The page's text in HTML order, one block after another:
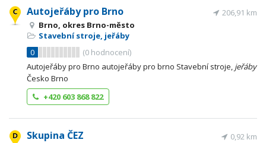
Autojeřáby pro Brno
Brno, okres Brno-město
Stavební stroje, jeřáby
0
(0 hodnocení)
206,91 km
Autojeřáby pro Brno autojeřáby pro brno Stavební stroje, jeřáby
Česko Brno
+420 603 868 822
Skupina ČEZ 0,92 km